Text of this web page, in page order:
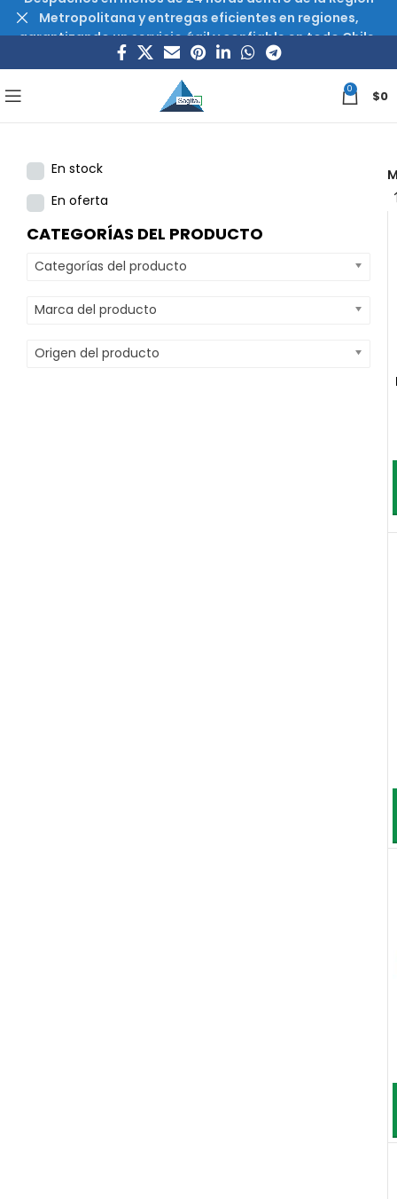
0 $0
En stock
En oferta
CATEGORÍAS DEL PRODUCTO
Categorías del producto
Marca del producto
Origen del producto
Metropolitana y entregas eficientes en regiones,
garantizando un servicio ágil y confiable en todo Chile.